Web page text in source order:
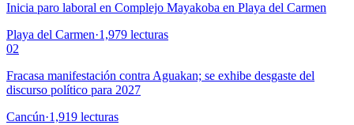
Inicia paro laboral en Complejo Mayakoba en Playa del Carmen
Playa del Carmen·1,979 lecturas
02
Fracasa manifestación contra Aguakan; se exhibe desgaste del
discurso político para 2027
Cancún·1,919 lecturas